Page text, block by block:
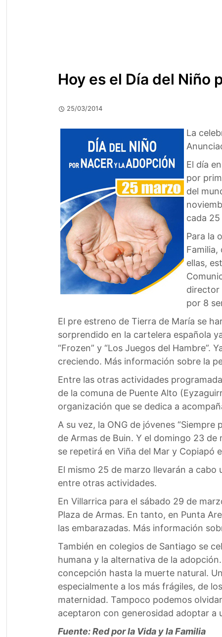
Hoy es el Día del Niño
25/03/2014
La
El día
por
del
cada
Para la
Familia,
ellas,
director
por 8
El pre estreno de Tierra de María se
sorprendido en la cartelera española
“Frozen” y “Los Juegos del Hambre”.
creciendo. Más información sobre la
Entre las otras actividades
de la comuna de Puente Alto
organización que se dedica a
A su vez, la ONG de jóvenes
de Armas de Buin. Y el domingo 23
se repetirá en Viña del Mar y Copiapó
El mismo 25 de marzo llevarán a
entre otras actividades.
En Villarrica para el sábado 29 de
Plaza de Armas. En tanto, en Punta
las embarazadas. Más información
También en colegios de Santiago se
humana y la alternativa de la
concepción hasta la muerte natural.
especialmente a los más frágiles, de
maternidad. Tampoco podemos
aceptaron con generosidad adoptar a
Fuente: Red por la Vida y la Familia